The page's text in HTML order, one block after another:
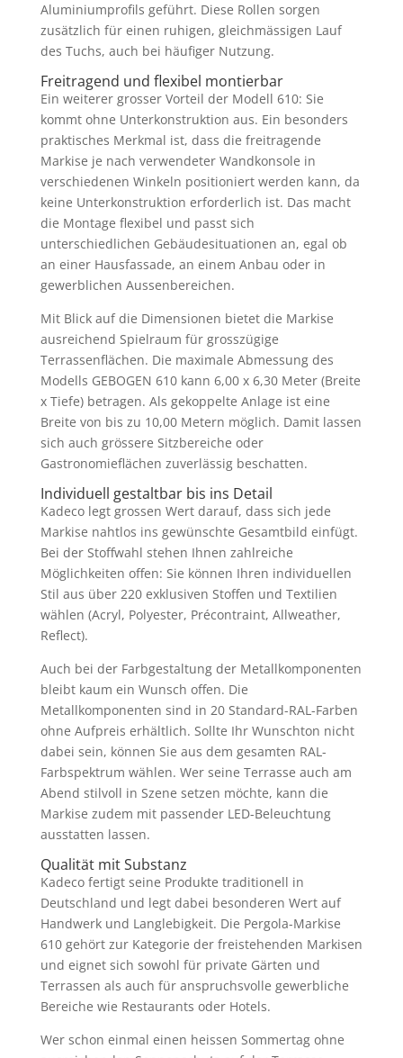
Aluminiumprofils geführt. Diese Rollen sorgen
zusätzlich für einen ruhigen, gleichmässigen Lauf
des Tuchs, auch bei häufiger Nutzung.
Freitragend und flexibel montierbar
Ein weiterer grosser Vorteil der Modell 610: Sie
kommt ohne Unterkonstruktion aus. Ein besonders
praktisches Merkmal ist, dass die freitragende
Markise je nach verwendeter Wandkonsole in
verschiedenen Winkeln positioniert werden kann, da
keine Unterkonstruktion erforderlich ist. Das macht
die Montage flexibel und passt sich
unterschiedlichen Gebäudesituationen an, egal ob
an einer Hausfassade, an einem Anbau oder in
gewerblichen Aussenbereichen.
Mit Blick auf die Dimensionen bietet die Markise
ausreichend Spielraum für grosszügige
Terrassenflächen. Die maximale Abmessung des
Modells GEBOGEN 610 kann 6,00 x 6,30 Meter (Breite
x Tiefe) betragen. Als gekoppelte Anlage ist eine
Breite von bis zu 10,00 Metern möglich. Damit lassen
sich auch grössere Sitzbereiche oder
Gastronomieflächen zuverlässig beschatten.
Individuell gestaltbar bis ins Detail
Kadeco legt grossen Wert darauf, dass sich jede
Markise nahtlos ins gewünschte Gesamtbild einfügt.
Bei der Stoffwahl stehen Ihnen zahlreiche
Möglichkeiten offen: Sie können Ihren individuellen
Stil aus über 220 exklusiven Stoffen und Textilien
wählen (Acryl, Polyester, Précontraint, Allweather,
Reflect).
Auch bei der Farbgestaltung der Metallkomponenten
bleibt kaum ein Wunsch offen. Die
Metallkomponenten sind in 20 Standard-RAL-Farben
ohne Aufpreis erhältlich. Sollte Ihr Wunschton nicht
dabei sein, können Sie aus dem gesamten RAL-
Farbspektrum wählen. Wer seine Terrasse auch am
Abend stilvoll in Szene setzen möchte, kann die
Markise zudem mit passender LED-Beleuchtung
ausstatten lassen.
Qualität mit Substanz
Kadeco fertigt seine Produkte traditionell in
Deutschland und legt dabei besonderen Wert auf
Handwerk und Langlebigkeit. Die Pergola-Markise
610 gehört zur Kategorie der freistehenden Markisen
und eignet sich sowohl für private Gärten und
Terrassen als auch für anspruchsvolle gewerbliche
Bereiche wie Restaurants oder Hotels.
Wer schon einmal einen heissen Sommertag ohne